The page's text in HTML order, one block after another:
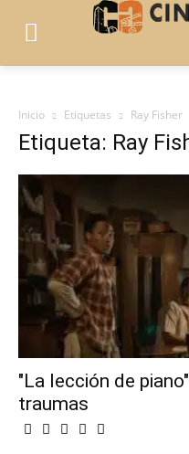
Inicio Etiquetas Ray Fisher
Etiqueta: Ray
"La lección de
traumas